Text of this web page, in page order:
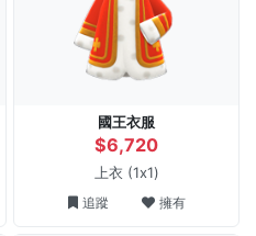
國王衣服
$6,720
上衣 (1x1)
追蹤 擁有